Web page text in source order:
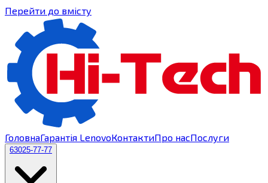
Перейти до вмісту
ГоловнаГарантія LenovoКонтактиПро насПослуги
63025-77-77